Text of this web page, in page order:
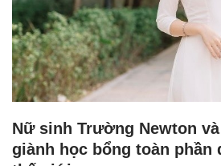
Nữ sinh Trường Newton
giành học bổng toàn phần